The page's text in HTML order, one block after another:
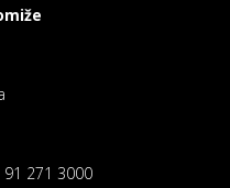
271 3000